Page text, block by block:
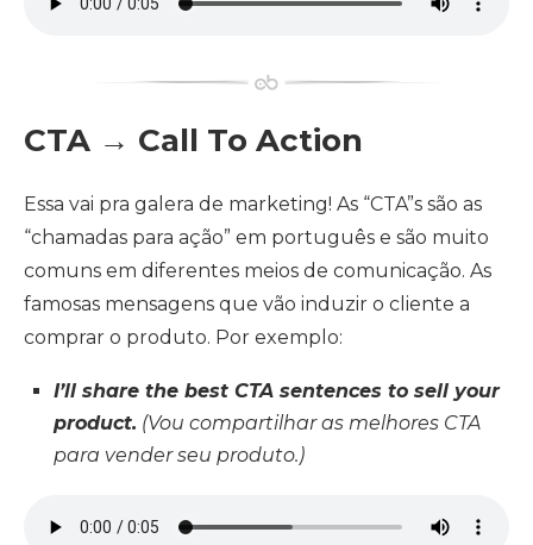
CTA → Call To Action
Essa vai pra galera de marketing! As “CTA”s são as
“chamadas para ação” em português e são muito
comuns em diferentes meios de comunicação. As
famosas mensagens que vão induzir o cliente a
comprar o produto. Por exemplo:
I’ll share the best CTA sentences to sell your
product. (Vou compartilhar as melhores CTA
para vender seu produto.)